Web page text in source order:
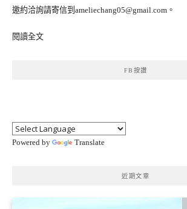
邀約洽詢請寄信到ameliechang05@gmail.com。
閱讀全文
FB按讚
Powered by Translate
近期文章